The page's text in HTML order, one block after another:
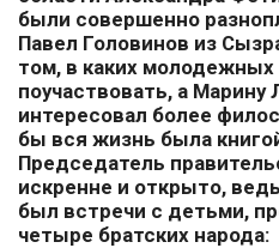
были совершенно
Павел Головинов из
том, в каких
поучаствовать, а Марину
интересовал более
бы вся жизнь была
Председатель
искренне и открыто,
был встречи с детьми,
четыре братских народа: